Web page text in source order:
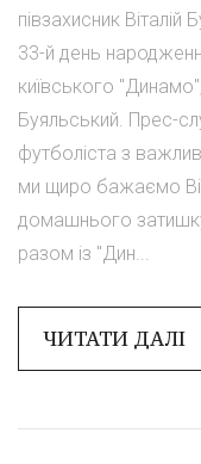
півзахисник Віталій
33-й день
київського "Динамо",
Буяльський. Прес-
футболіста з
ми щиро бажаємо
домашнього затишку
разом із "Дин...
ЧИТАТИ ДАЛІ